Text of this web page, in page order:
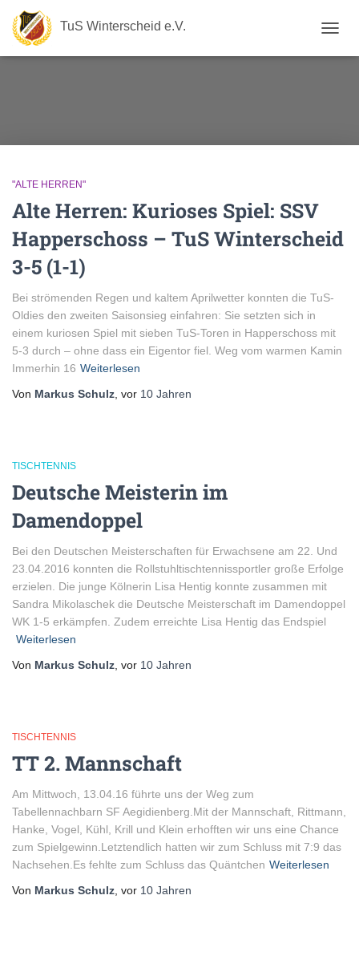
TuS Winterscheid e.V.
"ALTE HERREN"
Alte Herren: Kurioses Spiel: SSV
Happerschoss – TuS Winterscheid
3-5 (1-1)
Bei strömenden Regen und kaltem Aprilwetter konnten die TuS-
Oldies den zweiten Saisonsieg einfahren: Sie setzten sich in
einem kuriosen Spiel mit sieben TuS-Toren in Happerschoss mit
5-3 durch – ohne dass ein Eigentor fiel. Weg vom warmen Kamin
Immerhin 16 Weiterlesen
Von Markus Schulz , vor 10 Jahren
TISCHTENNIS
Deutsche Meisterin im
Damendoppel
Bei den Deutschen Meisterschaften für Erwachsene am 22. Und
23.04.2016 konnten die Rollstuhltischtennissportler große Erfolge
erzielen. Die junge Kölnerin Lisa Hentig konnte zusammen mit
Sandra Mikolaschek die Deutsche Meisterschaft im Damendoppel
WK 1-5 erkämpfen. Zudem erreichte Lisa Hentig das Endspiel
Weiterlesen
Von Markus Schulz , vor 10 Jahren
TISCHTENNIS
TT 2. Mannschaft
Am Mittwoch, 13.04.16 führte uns der Weg zum
Tabellennachbarn SF Aegidienberg.Mit der Mannschaft, Rittmann,
Hanke, Vogel, Kühl, Krill und Klein erhofften wir uns eine Chance
zum Spielgewinn.Letztendlich hatten wir zum Schluss mit 7:9 das
Nachsehen.Es fehlte zum Schluss das Quäntchen Weiterlesen
Von Markus Schulz , vor 10 Jahren